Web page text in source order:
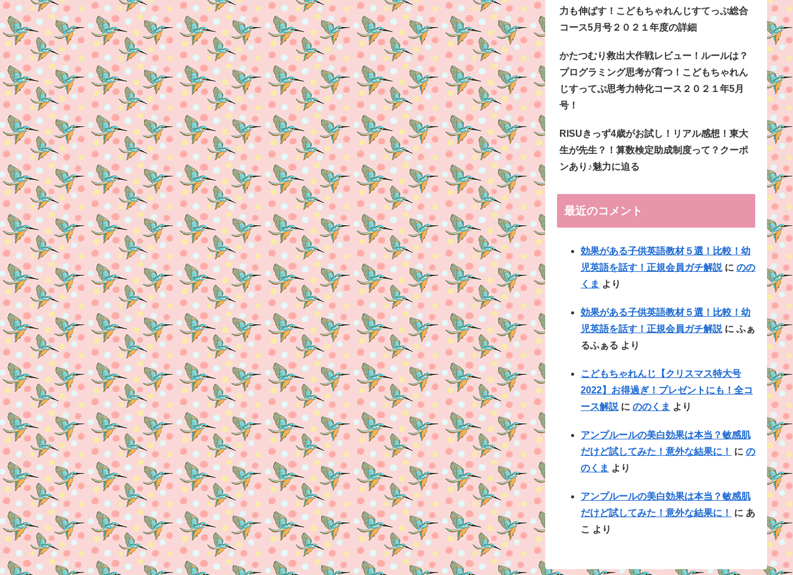
力も伸ばす！こどもちゃれんじすてっぷ総合
コース5月号２０２１年度の詳細
かたつむり救出大作戦レビュー！ルールは？
プログラミング思考が育つ！こどもちゃれん
じすってぷ思考力特化コース２０２１年5月
号！
RISUきっず4歳がお試し！リアル感想！東大
生が先生？！算数検定助成制度って？クーポ
ンあり♪魅力に迫る
最近のコメント
効果がある子供英語教材５選！比較！幼
児英語を話す！正規会員ガチ解説に のの
くま より
効果がある子供英語教材５選！比較！幼
児英語を話す！正規会員ガチ解説に ふぁ
るふぁる より
こどもちゃれんじ【クリスマス特大号
2022】お得過ぎ！プレゼントにも！全コ
ース解説に ののくま より
アンプルールの美白効果は本当？敏感肌
だけど試してみた！意外な結果に！
に の
のくま より
アンプルールの美白効果は本当？敏感肌
だけど試してみた！意外な結果に！
に あ
こ より